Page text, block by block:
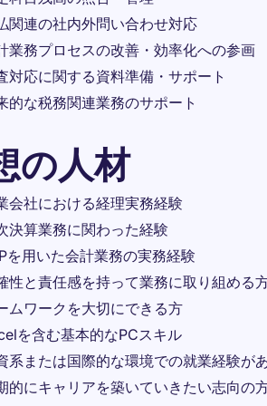
関連の社内外問い合わせ対応
業務プロセスの改善・効率化への参画
対応に関する資料準備・サポート
的な税務関連業務のサポート
の人材
会社における経理実務経験
決算業務に関わった経験
を用いた会計業務の実務経験
性と責任感を持って業務に取り組める
ムワークを大切にできる方
を含む基本的なPCスキル
系または国際的な環境での就業経験が
的にキャリアを築いていきたい志向の